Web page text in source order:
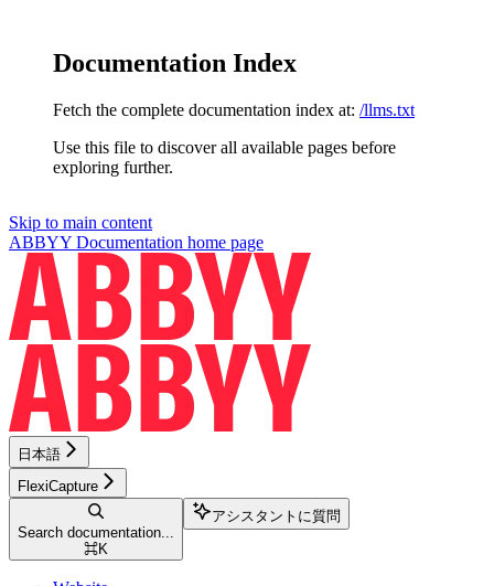
Documentation Index
Fetch the complete documentation index at: /llms.txt
Use this file to discover all available pages before
exploring further.
Skip to main content
ABBYY Documentation home page
日本語
FlexiCapture
Search documentation...
⌘K
アシスタントに質問